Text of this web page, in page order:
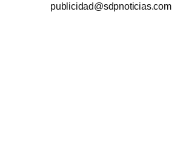
publicidad@sdpnoticias.com